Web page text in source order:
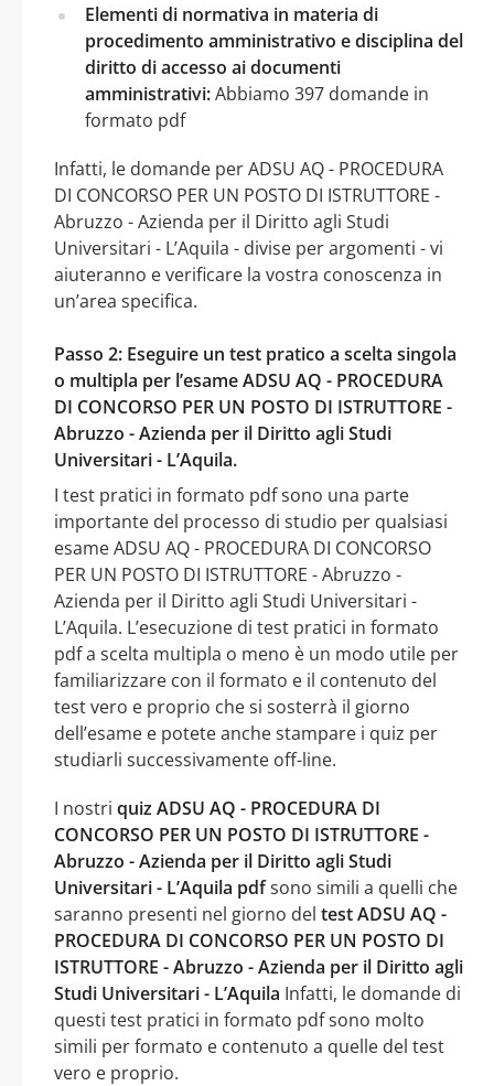
Elementi di normativa in materia di
procedimento amministrativo e disciplina del
diritto di accesso ai documenti
amministrativi:Abbiamo 397 domande in
formato pdf
Infatti, le domande per ADSU AQ - PROCEDURA
DI CONCORSO PER UN POSTO DI ISTRUTTORE -
Abruzzo - Azienda per il Diritto agli Studi
Universitari - L’Aquila - divise per argomenti - vi
aiuteranno e verificare la vostra conoscenza in
un’area specifica.
Passo 2: Eseguire un test pratico a scelta singola
o multipla per l’esame ADSU AQ - PROCEDURA
DI CONCORSO PER UN POSTO DI ISTRUTTORE -
Abruzzo - Azienda per il Diritto agli Studi
Universitari - L’Aquila.
I test pratici in formato pdf sono una parte
importante del processo di studio per qualsiasi
esame ADSU AQ - PROCEDURA DI CONCORSO
PER UN POSTO DI ISTRUTTORE - Abruzzo -
Azienda per il Diritto agli Studi Universitari -
L’Aquila. L’esecuzione di test pratici in formato
pdf a scelta multipla o meno è un modo utile per
familiarizzare con il formato e il contenuto del
test vero e proprio che si sosterrà il giorno
dell’esame e potete anche stampare i quiz per
studiarli successivamente off-line.
I nostri quiz ADSU AQ - PROCEDURA DI
CONCORSO PER UN POSTO DI ISTRUTTORE -
Abruzzo - Azienda per il Diritto agli Studi
Universitari - L’Aquila pdfsono simili a quelli che
saranno presenti nel giorno del test ADSU AQ -
PROCEDURA DI CONCORSO PER UN POSTO DI
ISTRUTTORE - Abruzzo - Azienda per il Diritto agli
Studi Universitari - L’Aquila Infatti, le domande di
questi test pratici in formato pdf sono molto
simili per formato e contenuto a quelle del test
vero e proprio.